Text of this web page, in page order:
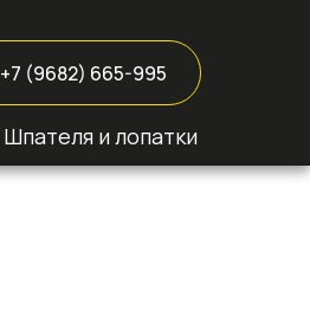
+7 (9682) 665-995
Шпателя и лопатки